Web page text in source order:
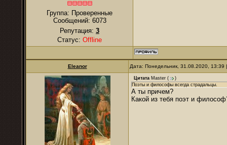
Группа: Проверенные
Сообщений: 6073
Репутация: 3
Статус: Offline
Eleanor Дата: Понедельник, 31.08.2020,
Цитата Master (
)
Поэты и философы всегда страдальцы.
А ты причем?
Какой из тебя поэт и